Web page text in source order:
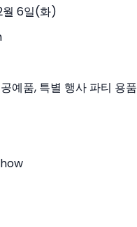
6일(화)
예품, 특별 행사 파티 용품